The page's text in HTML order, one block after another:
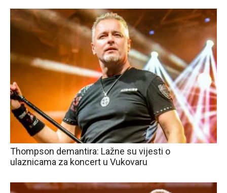
Thompson demantira: Lažne su vijesti o
ulaznicama za koncert u Vukovaru